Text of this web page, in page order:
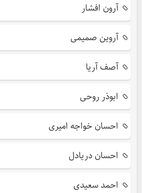
آرون افشار
آروین صمیمی
آصف آریا
ابوذر روحی
احسان خواجه امیری
احسان دریادل
احمد سعیدی